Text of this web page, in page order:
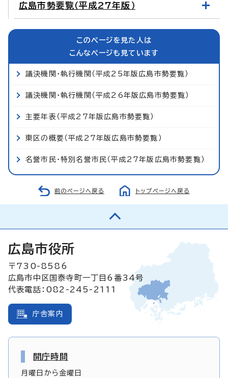
広島市勢要覧（平成27年版）
このページを見た人は
こんなページも見ています
議決機関・執行機関（平成25年版広島市勢要覧）
議決機関・執行機関（平成26年版広島市勢要覧）
主要年表（平成27年版広島市勢要覧）
東区の概要（平成27年版広島市勢要覧）
名誉市民・特別名誉市民（平成27年版広島市勢要覧）
前のページへ戻る トップページへ戻る
広島市役所
〒730-8586
広島市中区国泰寺町一丁目6番34号
代表電話：082-245-2111
庁舎案内
開庁時間
月曜日から金曜日